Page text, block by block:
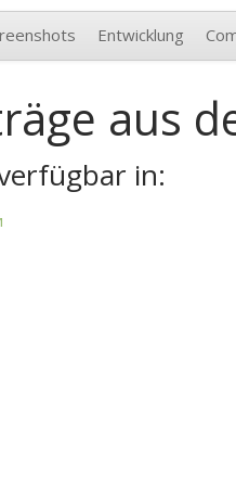
Entwicklung
aus
in: